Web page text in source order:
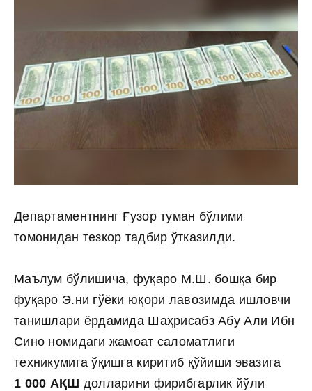
Департаментнинг Ғузор туман бўлими
томонидан тезкор тадбир ўтказилди.
Маълум бўлишича, фуқаро М.Ш. бошқа бир
фуқаро Э.ни гўёки юқори лавозимда ишловчи
танишлари ёрдамида Шаҳрисабз Абу Али Ибн
Сино номидаги жамоат саломатлиги
техникумига ўқишга киритиб қўйиши эвазига
1 000 АҚШ долларини фирибгарлик йўли